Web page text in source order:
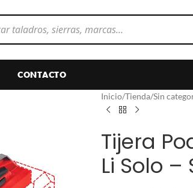
CONTACTO
Inicio/Tienda/Sin
Tijera
Li Solo